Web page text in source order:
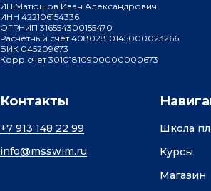
ИП Матюшов Иван Александрович
ИНН 422106154336
ОГРНИП 316554300155470
Расчетный счет 40802810145000023266
БИК 045209673
Корр.счет 30101810900000000673
Контакты
+7 913 148 22 99
info@msswim.ru
Школа
Курсы
Магазин